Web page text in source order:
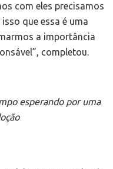
com eles precisamos
que essa é uma
a importância
completou.
esperando por uma